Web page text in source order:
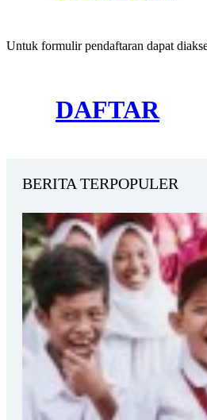
Untuk formulir pendaftaran dapat
DAFTAR
BERITA TERPOPULER